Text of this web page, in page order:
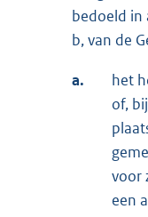
bedoeld in
b, van de
a.
het
of,
voor
een